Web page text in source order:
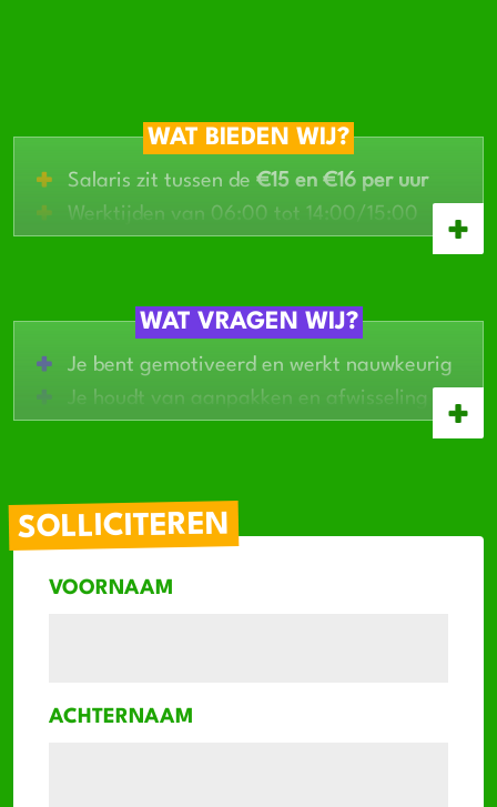
WAT BIEDEN WIJ?
Salaris zit tussen de €15 en €16 per uur
Werktijden van 06:00 tot 14:00/15:00
Werken in een klein en betrokken team
WAT VRAGEN WIJ?
Je bent gemotiveerd en werkt nauwkeurig
Je houdt van aanpakken en afwisseling
Je kunt werken onder
SOLLICITEREN
VOORNAAM
ACHTERNAAM